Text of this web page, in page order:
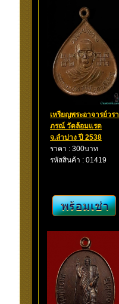
เหรียญพระอาจารย์วรา
ภรณ์ วัดล้อมแรด
จ.ลำปาง ปี 2538
ราคา : 300บาท
รหัสสินค้า : 01419